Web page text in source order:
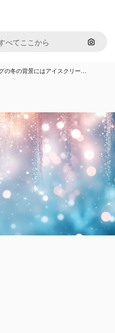
画像で
の冬の背景にはアイスクリー…